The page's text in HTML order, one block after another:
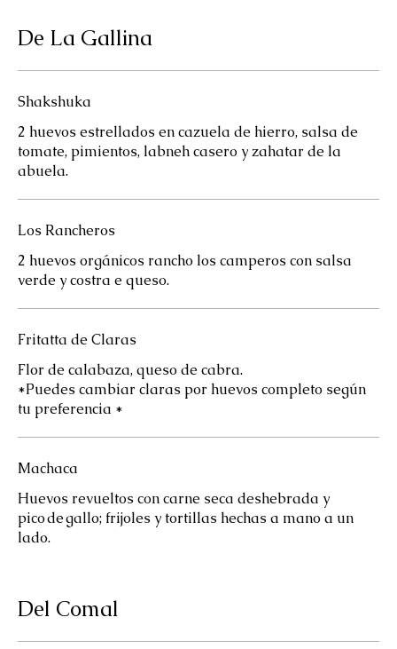
De La Gallina
Shakshuka
2 huevos estrellados en cazuela de hierro, salsa de
tomate, pimientos, labneh casero y zahatar de la
abuela.
Los Rancheros
2 huevos orgánicos rancho los camperos con salsa
verde y costra e queso.
Fritatta de Claras
Flor de calabaza, queso de cabra.
*Puedes cambiar claras por huevos completo según
tu preferencia *
Machaca
Huevos revueltos con carne seca deshebrada y
pico de gallo; frijoles y tortillas hechas a mano a un
lado.
Del Comal